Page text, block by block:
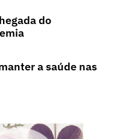
do
a saúde nas